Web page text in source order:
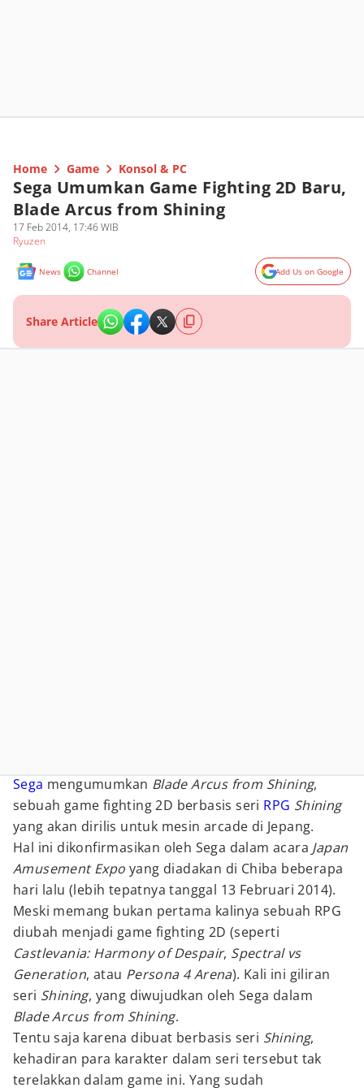
Home Game Konsol & PC
Sega Umumkan Game Fighting 2D Baru,
Blade Arcus from Shining
17 Feb 2014, 17:46 WIB
Ryuzen
News Channel Add Us on Google
Share Article
Sega mengumumkan Blade Arcus from Shining,
sebuah game fighting 2D berbasis seri RPG Shining
yang akan dirilis untuk mesin arcade di Jepang.
Hal ini dikonfirmasikan oleh Sega dalam acara Japan
Amusement Expo yang diadakan di Chiba beberapa
hari lalu (lebih tepatnya tanggal 13 Februari 2014).
Meski memang bukan pertama kalinya sebuah RPG
diubah menjadi game fighting 2D (seperti
Castlevania: Harmony of Despair, Spectral vs
Generation, atau Persona 4 Arena). Kali ini giliran
seri Shining, yang diwujudkan oleh Sega dalam
Blade Arcus from Shining.
Tentu saja karena dibuat berbasis seri Shining,
kehadiran para karakter dalam seri tersebut tak
terelakkan dalam game ini. Yang sudah